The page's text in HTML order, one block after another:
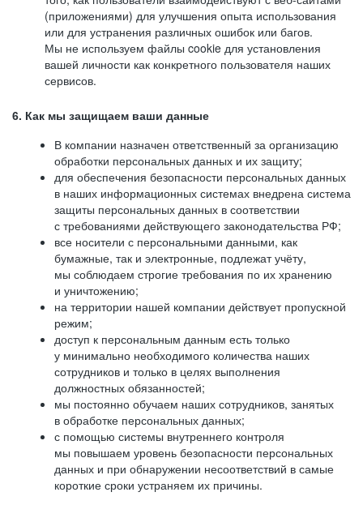
(приложениями) для улучшения опыта использования
или для устранения различных ошибок или багов.
Мы не используем файлы cookie для установления
вашей личности как конкретного пользователя наших
сервисов.
6. Как мы защищаем ваши данные
В компании назначен ответственный за организацию
обработки персональных данных и их защиту;
для обеспечения безопасности персональных данных
в наших информационных системах внедрена система
защиты персональных данных в соответствии
с требованиями действующего законодательства РФ;
все носители с персональными данными, как
бумажные, так и электронные, подлежат учёту,
мы соблюдаем строгие требования по их хранению
и уничтожению;
на территории нашей компании действует пропускной
режим;
доступ к персональным данным есть только
у минимально необходимого количества наших
сотрудников и только в целях выполнения
должностных обязанностей;
мы постоянно обучаем наших сотрудников, занятых
в обработке персональных данных;
с помощью системы внутреннего контроля
мы повышаем уровень безопасности персональных
данных и при обнаружении несоответствий в самые
короткие сроки устраняем их причины.